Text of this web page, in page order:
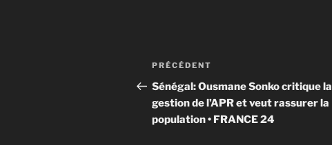
Navigation
de
l’article
Article
précédent
PRÉCÉDENT
Sénégal: Ousmane Sonko critique la
gestion de l’APR et veut rassurer la
population • FRANCE 24